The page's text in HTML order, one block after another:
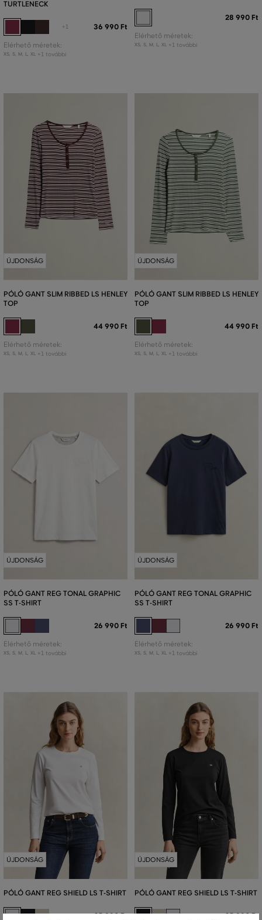
TURTLENECK
+1 36 990 Ft
Elérhető méretek:
XS, S, M L, XL +1 további
28 990 Ft
Elérhető méretek:
XS, S, M L, XL +1 további
ÚJDONSÁG
PÓLÓ GANT SLIM RIBBED LS HENLEY
TOP
44 990 Ft
Elérhető méretek:
XS, S, M L, XL +1 további
ÚJDONSÁG
PÓLÓ GANT SLIM RIBBED LS HENLEY
TOP
44 990 Ft
Elérhető méretek:
XS, S, M L, XL +1 további
ÚJDONSÁG
PÓLÓ GANT REG TONAL GRAPHIC
SS T-SHIRT
26 990 Ft
Elérhető méretek:
XS, S, M L, XL +1 további
ÚJDONSÁG
PÓLÓ GANT REG TONAL GRAPHIC
SS T-SHIRT
26 990 Ft
Elérhető méretek:
XS, S, M L, XL +1 további
ÚJDONSÁG
PÓLÓ GANT REG SHIELD LS T-SHIRT
25 990 Ft
ÚJDONSÁG
PÓLÓ GANT REG SHIELD LS T-SHIRT
25 990 Ft